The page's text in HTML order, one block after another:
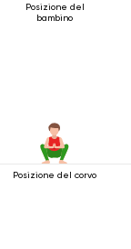
Posizione del
bambino
Posizione del corvo